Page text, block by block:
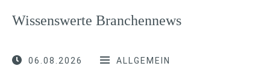
Wissenswerte Branchennews
06.08.2026 ALLGEMEIN